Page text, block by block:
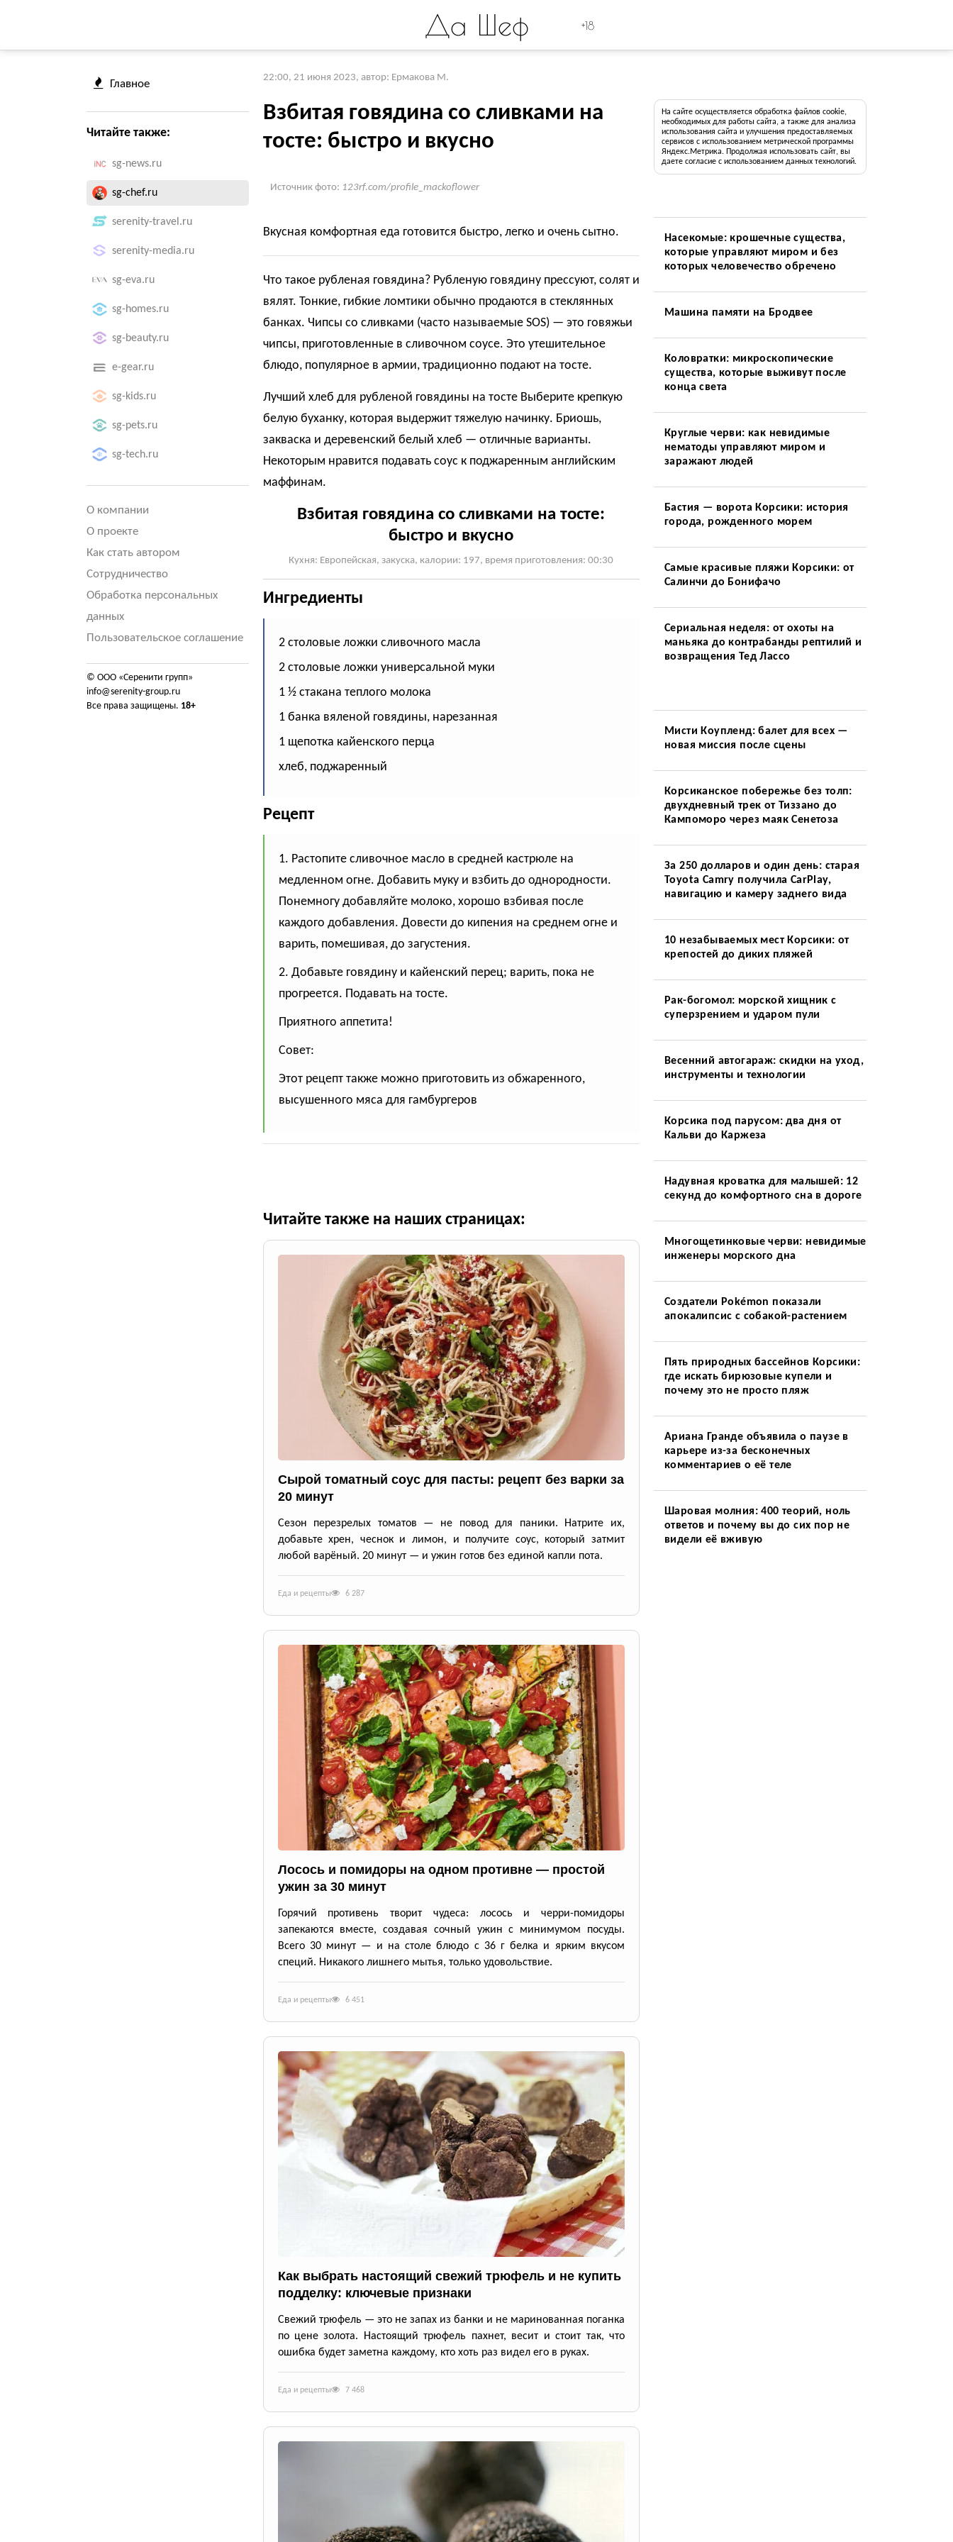
Да Шеф +18
Главное
Читайте также:
sg-news.ru
sg-chef.ru
serenity-travel.ru
serenity-media.ru
sg-eva.ru
sg-homes.ru
sg-beauty.ru
e-gear.ru
sg-kids.ru
sg-pets.ru
sg-tech.ru
О компании
О проекте
Как стать автором
Сотрудничество
Обработка персональных
данных
Пользовательское соглашение
© ООО «Серенити групп»
info@serenity-group.ru
Все права защищены. 18+
22:00, 21 июня 2023, автор: Ермакова М.
Взбитая говядина со сливками на
тосте: быстро и вкусно
Источник фото: 123rf.com/profile_mackoflower
Вкусная комфортная еда готовится быстро, легко и очень сытно.
Что такое рубленая говядина? Рубленую говядину прессуют, солят и
вялят. Тонкие, гибкие ломтики обычно продаются в стеклянных
банках. Чипсы со сливками (часто называемые SOS) — это говяжьи
чипсы, приготовленные в сливочном соусе. Это утешительное
блюдо, популярное в армии, традиционно подают на тосте.
Лучший хлеб для рубленой говядины на тосте Выберите крепкую
белую буханку, которая выдержит тяжелую начинку. Бриошь,
закваска и деревенский белый хлеб — отличные варианты.
Некоторым нравится подавать соус к поджаренным английским
маффинам.
Взбитая говядина со сливками на тосте:
быстро и вкусно
Кухня: Европейская, закуска, калории: 197, время приготовления: 00:30
Ингредиенты
2 столовые ложки сливочного масла
2 столовые ложки универсальной муки
1 ½ стакана теплого молока
1 банка вяленой говядины, нарезанная
1 щепотка кайенского перца
хлеб, поджаренный
Рецепт
1. Растопите сливочное масло в средней кастрюле на
медленном огне. Добавить муку и взбить до однородности.
Понемногу добавляйте молоко, хорошо взбивая после
каждого добавления. Довести до кипения на среднем огне и
варить, помешивая, до загустения.
2. Добавьте говядину и кайенский перец; варить, пока не
прогреется. Подавать на тосте.
Приятного аппетита!
Совет:
Этот рецепт также можно приготовить из обжаренного,
высушенного мяса для гамбургеров
Читайте также на наших страницах:
Сырой томатный соус для пасты: рецепт без варки за
20 минут
Сезон перезрелых томатов — не повод для паники. Натрите их,
добавьте хрен, чеснок и лимон, и получите соус, который затмит
любой варёный. 20 минут — и ужин готов без единой капли пота.
Еда и рецепты 6 287
Лосось и помидоры на одном противне — простой
ужин за 30 минут
Горячий противень творит чудеса: лосось и черри-помидоры
запекаются вместе, создавая сочный ужин с минимумом посуды.
Всего 30 минут — и на столе блюдо с 36 г белка и ярким вкусом
специй. Никакого лишнего мытья, только удовольствие.
Еда и рецепты 6 451
Как выбрать настоящий свежий трюфель и не купить
подделку: ключевые признаки
Свежий трюфель — это не запах из банки и не маринованная поганка
по цене золота. Настоящий трюфель пахнет, весит и стоит так, что
ошибка будет заметна каждому, кто хоть раз видел его в руках.
Еда и рецепты 7 468
На сайте осуществляется обработка файлов cookie,
необходимых для работы сайта, а также для анализа
использования сайта и улучшения предоставляемых
сервисов с использованием метрической программы
Яндекс.Метрика. Продолжая использовать сайт, вы
даете согласие с использованием данных технологий.
Насекомые: крошечные существа,
которые управляют миром и без
которых человечество обречено
Машина памяти на Бродвее
Коловратки: микроскопические
существа, которые выживут после
конца света
Круглые черви: как невидимые
нематоды управляют миром и
заражают людей
Бастия — ворота Корсики: история
города, рожденного морем
Самые красивые пляжи Корсики: от
Салинчи до Бонифачо
Сериальная неделя: от охоты на
маньяка до контрабанды рептилий и
возвращения Тед Лассо
Мисти Коупленд: балет для всех —
новая миссия после сцены
Корсиканское побережье без толп:
двухдневный трек от Тиззано до
Кампоморо через маяк Сенетоза
За 250 долларов и один день: старая
Toyota Camry получила CarPlay,
навигацию и камеру заднего вида
10 незабываемых мест Корсики: от
крепостей до диких пляжей
Рак-богомол: морской хищник с
суперзрением и ударом пули
Весенний автогараж: скидки на уход,
инструменты и технологии
Корсика под парусом: два дня от
Кальви до Каржеза
Надувная кроватка для малышей: 12
секунд до комфортного сна в дороге
Многощетинковые черви: невидимые
инженеры морского дна
Создатели Pokémon показали
апокалипсис с собакой-растением
Пять природных бассейнов Корсики:
где искать бирюзовые купели и
почему это не просто пляж
Ариана Гранде объявила о паузе в
карьере из-за бесконечных
комментариев о её теле
Шаровая молния: 400 теорий, ноль
ответов и почему вы до сих пор не
видели её вживую